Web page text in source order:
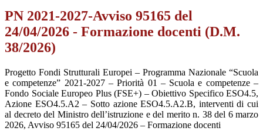
PN 2021-2027-Avviso 95165 del
24/04/2026 - Formazione docenti (D.M.
38/2026)
Progetto Fondi Strutturali Europei – Programma Nazionale “Scuola
e competenze” 2021-2027 – Priorità 01 – Scuola e competenze –
Fondo Sociale Europeo Plus (FSE+) – Obiettivo Specifico ESO4.5,
Azione ESO4.5.A2 – Sotto azione ESO4.5.A2.B, interventi di cui
al decreto del Ministro dell’istruzione e del merito n. 38 del 6 marzo
2026, Avviso 95165 del 24/04/2026 – Formazione docenti